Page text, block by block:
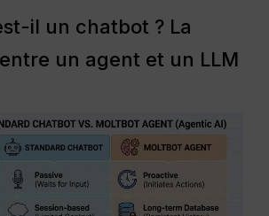
il un chatbot ? La
un agent et un LLM